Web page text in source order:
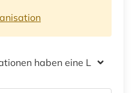
haben eine Lizenz